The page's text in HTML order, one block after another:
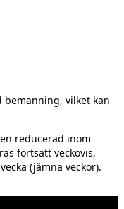
bemanning, vilket kan
reducerad inom
fortsatt veckovis,
(jämna veckor).